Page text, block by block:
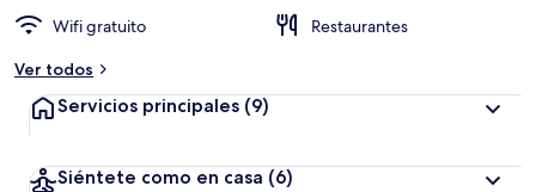
Wifi gratuito
Restaurantes
Ver todos
Servicios principales (9)
Siéntete como en casa (6)